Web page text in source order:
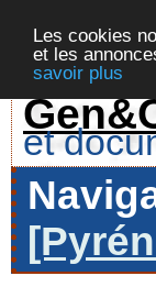
Les cookies
et les
savoir plus
et